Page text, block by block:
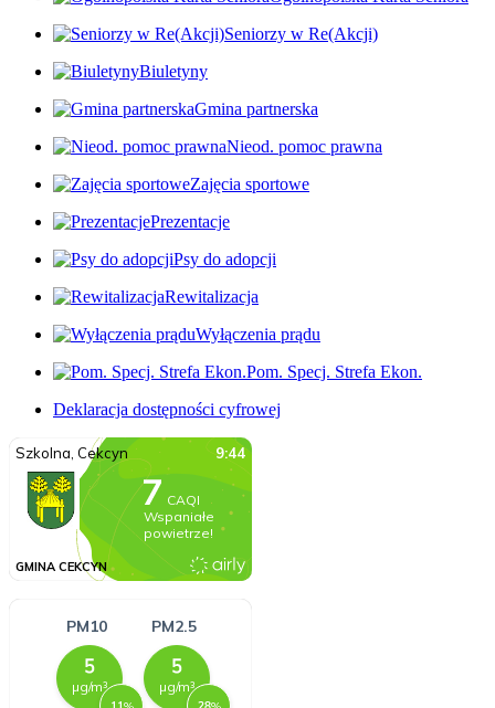
Seniorzy w Re(Akcji)
Biuletyny
Gmina partnerska
Nieod. pomoc prawna
Zajęcia sportowe
Prezentacje
Psy do adopcji
Rewitalizacja
Wyłączenia prądu
Pom. Specj. Strefa Ekon.
Deklaracja dostępności cyfrowej